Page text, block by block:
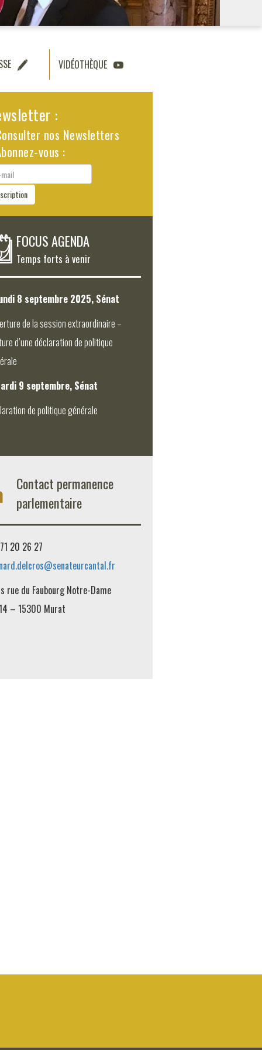
VIDÉOTHÈQUE
:
nos Newsletters
vous :
FOCUS AGENDA
Temps forts à venir
8 septembre 2025, Sénat
de la session extraordinaire –
d’une déclaration de politique
9 septembre, Sénat
de politique générale
Contact permanence
parlementaire
20 26 27
rue du Faubourg Notre-Dame
– 15300 Murat